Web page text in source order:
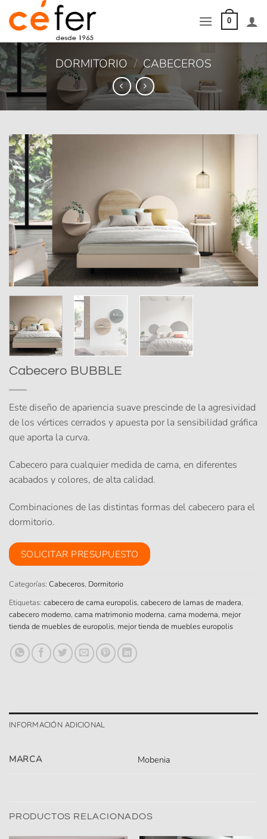
0
DORMITORIO / CABECEROS
Cabecero BUBBLE
Este diseño de apariencia suave prescinde de la agresividad
de los vértices cerrados y apuesta por la sensibilidad gráfica
que aporta la curva.
Cabecero para cualquier medida de cama, en diferentes
acabados y colores, de alta calidad.
Combinaciones de las distintas formas del cabecero para el
dormitorio.
SOLICITAR PRESUPUESTO
Categorías: Cabeceros, Dormitorio
Etiquetas: cabecero de cama europolis, cabecero de lamas de madera,
cabecero moderno, cama matrimonio moderna, cama moderna, mejor
tienda de muebles de europolis, mejor tienda de muebles europolis
INFORMACIÓN ADICIONAL
MARCA Mobenia
PRODUCTOS RELACIONADOS